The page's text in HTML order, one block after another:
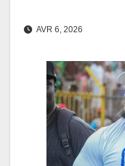
AVR 6, 2026